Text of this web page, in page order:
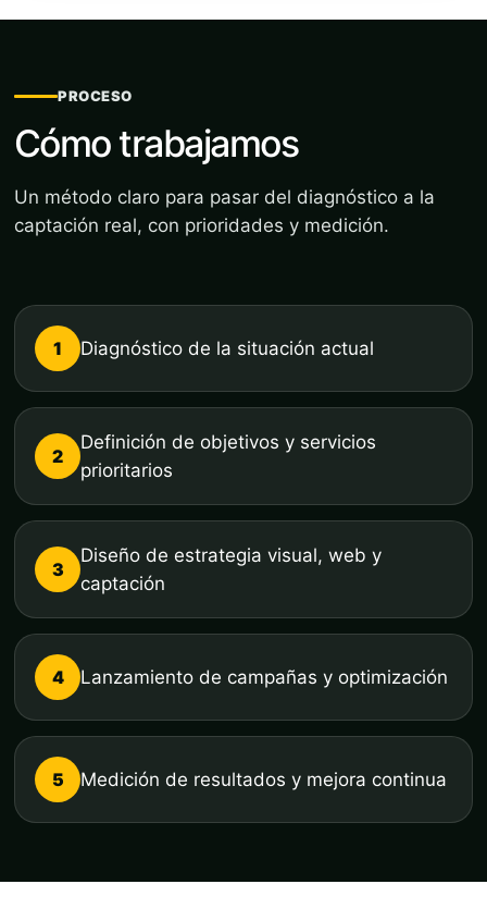
PROCESO
Cómo trabajamos
Un método claro para pasar del diagnóstico a la
captación real, con prioridades y medición.
1 Diagnóstico de la situación actual
2
Definición de objetivos y servicios
prioritarios
3
Diseño de estrategia visual, web y
captación
4 Lanzamiento de campañas y optimización
5 Medición de resultados y mejora continua